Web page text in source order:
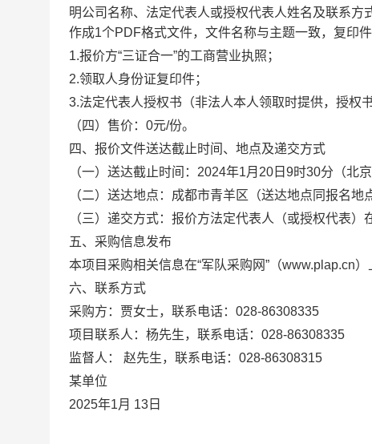
明公司名称、法定代表人或授权代表人姓名及联系方
作成1个PDF格式文件，文件名称与主题一致，复印
1.报价方“三证合一”的工商营业执照；
2.领取人身份证复印件；
3.法定代表人授权书（非法人本人领取时提供，授权
（四） 售价： 0元/份。
四、 报价文件送达截止时间 、地点及递交方式
（一） 送达截止时间 ： 2024年1月 20 日 9时30分（北
（二） 送达地点： 成都市青羊区 （送达地点同报名地
（三） 递交方式：报价方法定代表人（或授权代表）
五、 采购信息发布
本项目 采购相关信息在“军队采购网” （www.plap.cn）
六、 联系方式
采购方：
贾女士，联系电话： 028-86308335
项目联系人： 杨先生，联系电话： 028-86308335
监督人：
赵先生，联系电话： 028-86308315
某单位
2025年1月 13 日